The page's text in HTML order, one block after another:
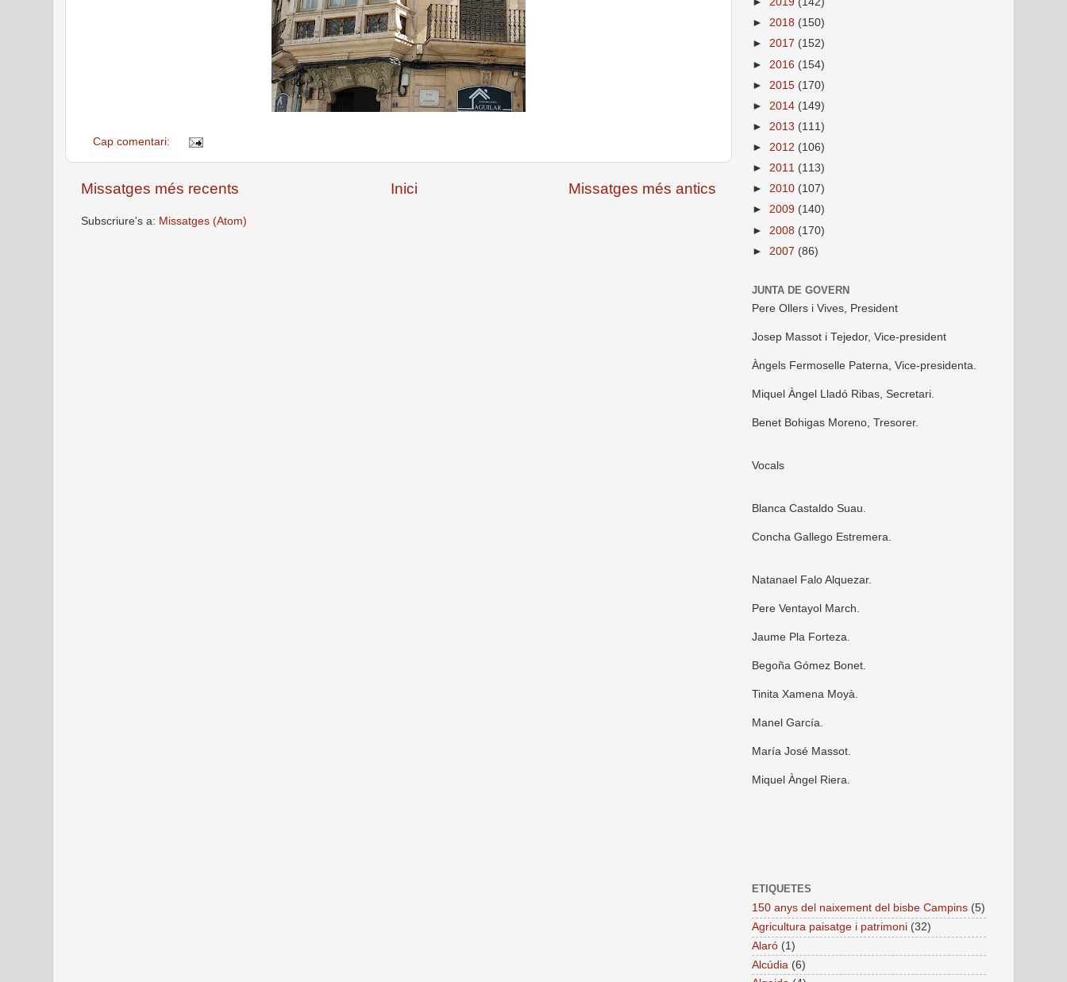
Cap comentari:
Missatges més recents Missatges més antics
Inici
Subscriure's a: Missatges (Atom)
► 2018 (150)
► 2017 (152)
► 2016 (154)
► 2015 (170)
► 2014 (149)
► 2013 (111)
► 2012 (106)
► 2011 (113)
► 2010 (107)
► 2009 (140)
► 2008 (170)
► 2007 (86)
JUNTA DE GOVERN
Pere Ollers i Vives, President
Josep Massot i Tejedor, Vice-president
Àngels Fermoselle Paterna, Vice-presidenta.
Miquel Àngel Lladó Ribas, Secretari.
Benet Bohigas Moreno, Tresorer.
Vocals
Blanca Castaldo Suau.
Concha Gallego Estremera.
Natanael Falo Alquezar.
Pere Ventayol March.
Jaume Pla Forteza.
Begoña Gómez Bonet.
Tinita Xamena Moyà.
Manel García.
María José Massot.
Miquel Àngel Riera.
ETIQUETES
150 anys del naixement del bisbe Campins (5)
Agricultura paisatge i patrimoni (32)
Alaró (1)
Alcúdia (6)